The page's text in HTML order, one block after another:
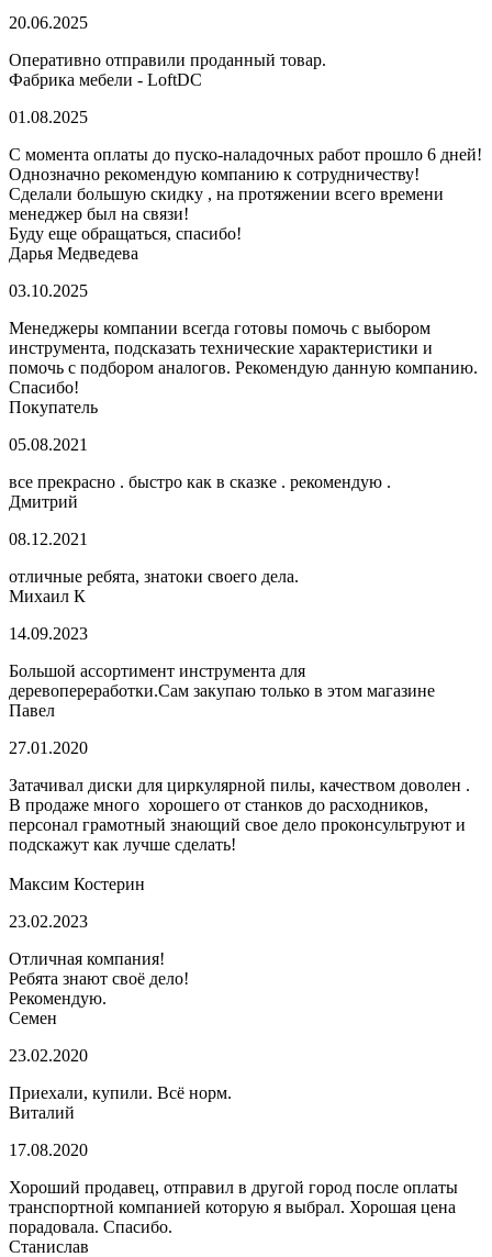
20.06.2025
Оперативно отправили проданный товар.
Фабрика мебели - LoftDC
01.08.2025
С момента оплаты до пуско-наладочных работ прошло 6 дней!
Однозначно рекомендую компанию к сотрудничеству!
Сделали большую скидку , на протяжении всего времени
менеджер был на связи!
Буду еще обращаться, спасибо!
Дарья Медведева
03.10.2025
Менеджеры компании всегда готовы помочь с выбором
инструмента, подсказать технические характеристики и
помочь с подбором аналогов. Рекомендую данную компанию.
Спасибо!
Покупатель
05.08.2021
все прекрасно . быстро как в сказке . рекомендую .
Дмитрий
08.12.2021
отличные ребята, знатоки своего дела.
Михаил К
14.09.2023
Большой ассортимент инструмента для
деревопереработки.Сам закупаю только в этом магазине
Павел
27.01.2020
Затачивал диски для циркулярной пилы, качеством доволен .
В продаже много хорошего от станков до расходников,
персонал грамотный знающий свое дело проконсультруют и
подскажут как лучше сделать!
Максим Костерин
23.02.2023
Отличная компания!
Ребята знают своё дело!
Рекомендую.
Семен
23.02.2020
Приехали, купили. Всё норм.
Виталий
17.08.2020
Хороший продавец, отправил в другой город после оплаты
транспортной компанией которую я выбрал. Хорошая цена
порадовала. Спасибо.
Станислав